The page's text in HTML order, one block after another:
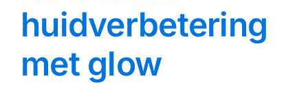
huidverbetering
met glow